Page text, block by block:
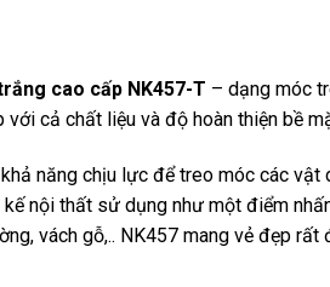
cao cấp NK457-T – dạng móc
cả chất liệu và độ hoàn thiện bề
năng chịu lực để treo móc các vật
nội thất sử dụng như một điểm
vách gỗ,.. NK457 mang vẻ đẹp rất